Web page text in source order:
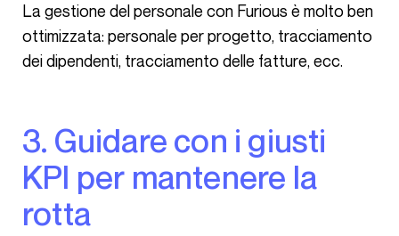
La gestione del personale con Furious è molto ben
ottimizzata: personale per progetto, tracciamento
dei dipendenti, tracciamento delle fatture, ecc.
3. Guidare con i giusti
KPI per mantenere la
rotta